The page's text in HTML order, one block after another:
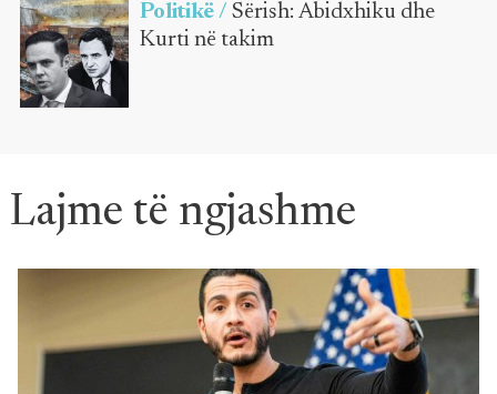
Politikë / Sërish: Abidxhiku dhe
Kurti në takim
Lajme të ngjashme